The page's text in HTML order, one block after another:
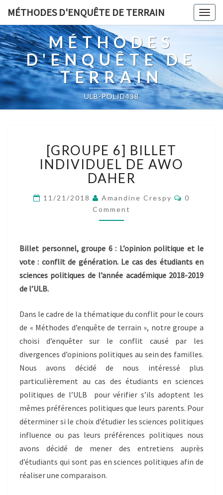
MÉTHODES D'ENQUÊTE DE TERRAIN
MÉTHODES
D'ENQUÊTE DE
TERRAIN
ULB-POLID438
6]
BILLET
INDIVIDUEL
DE
AWO
[GROUPE 6] BILLET
INDIVIDUEL DE AWO
DAHER
11/21/2018 Amandine Crespy
0
Comment
Billet personnel, groupe 6 : L’opinion politique et le
vote : conflit de génération. Le cas des étudiants en
sciences politiques de l’année académique 2018-2019
de l’ULB.
Dans le cadre de la thématique du conflit pour le cours
de « Méthodes d’enquête de terrain », notre groupe a
choisi d’enquêter sur le conflit causé par les
divergences d’opinions politiques au sein des familles.
Nous avons décidé de nous intéressé plus
particulièrement au cas des étudiants en sciences
politiques de l’ULB pour vérifier s’ils adoptent les
mêmes préférences politiques que leurs parents. Pour
déterminer si le choix d’étudier les sciences politiques
influence ou pas leurs préférences politiques nous
avons décidé de mener des entretiens auprès
d’étudiants qui sont pas en sciences politiques afin de
réaliser une comparaison.